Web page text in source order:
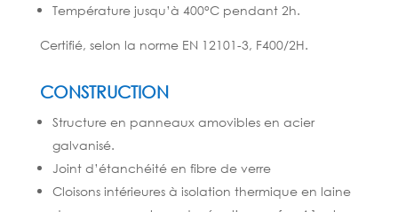
Température jusqu’à 400°C pendant 2h.
Certifié, selon la norme EN 12101-3, F400/2H.
CONSTRUCTION
Structure en panneaux amovibles en acier
galvanisé.
Joint d’étanchéité en fibre de verre
Cloisons intérieures à isolation thermique en laine